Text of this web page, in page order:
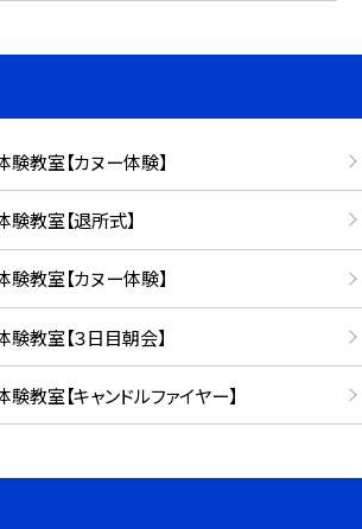
教室【カヌー体験】
教室【退所式】
教室【カヌー体験】
教室【３日目朝会】
教室【キャンドルファイヤー】